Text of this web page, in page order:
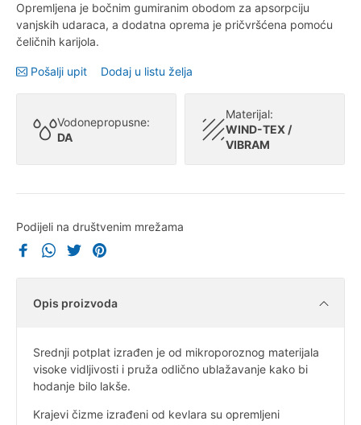
Opremljena je bočnim gumiranim obodom za apsorpciju
vanjskih udaraca, a dodatna oprema je pričvršćena pomoću
čeličnih karijola.
Pošalji upit Dodaj u listu želja
Vodonepropusne:
DA
Materijal:
WIND-TEX /
VIBRAM
Podijeli na društvenim mrežama
Opis proizvoda
Srednji potplat izrađen je od mikroporoznog materijala
visoke vidljivosti i pruža odlično ublažavanje kako bi
hodanje bilo lakše.
Krajevi čizme izrađeni od kevlara su opremljeni